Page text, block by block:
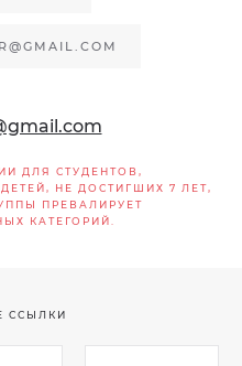
ДЛЯ СТУДЕНТОВ,
НЕ ДОСТИГШИХ 7 ЛЕТ,
ПРЕВАЛИРУЕТ
КАТЕГОРИЙ.
ССЫЛКИ